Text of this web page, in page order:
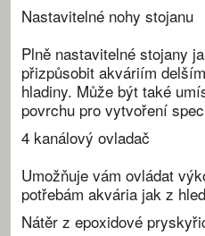
Nastavitelné nohy stojanu
Plně nastavitelné stojany
přizpůsobit akváriím
hladiny. Může být také
povrchu pro vytvoření
4 kanálový ovladač
Umožňuje vám ovládat
potřebám akvária jak z
Nátěr z epoxidové